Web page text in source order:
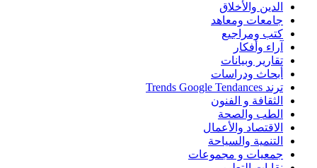
الدين والأخلاق
جامعات ومعاهد
كتب ومراجيع
آراء وأفكار
تقارير وبيانات
أبحاث ودراسات
ترند Trends Google Tendances
الثقافة و الفنون
الطب والصحة
الاقتصاد والأعمال
التنمية والسياحة
جمعيات و مجموعات